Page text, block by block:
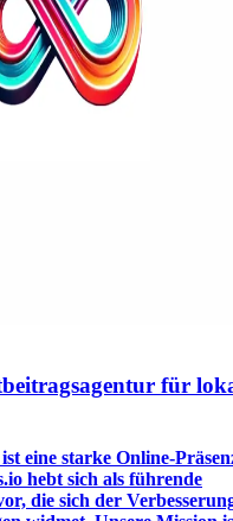
für
eine starke Online-
hebt sich als führende
die sich der